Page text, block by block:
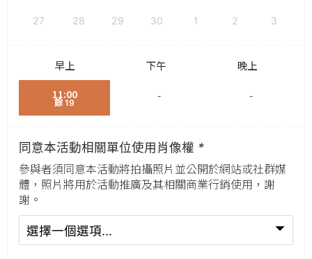
27 28 29 30 1 2 3
早上
11:00
餘 19
下午
-
晚上
-
同意本活動相關單位使用肖像權 *
參與者須同意本活動將拍攝照片並公開於網站或社群媒
體，照片將用於活動推廣及其相關商業行銷使用，謝
謝。